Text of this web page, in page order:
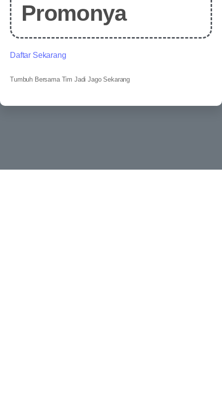
Promonya
Daftar Sekarang
Tumbuh Bersama Tim Jadi Jago Sekarang